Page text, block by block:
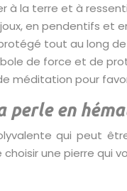
à la terre et à
en pendentifs
tout au long de
de force et de
méditation pour
perle en
qui peut
une pierre qui